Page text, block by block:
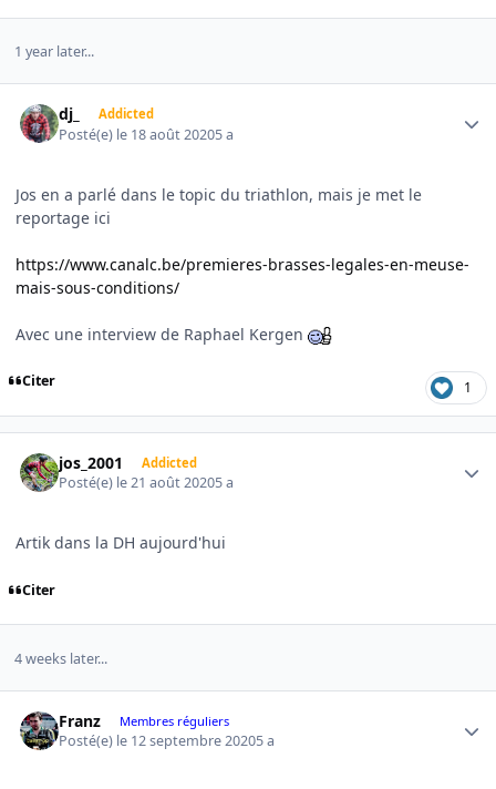
1 year later...
dj_ Addicted
Posté(e) le 18 août 20205 a
Jos en a parlé dans le topic du triathlon, mais je met le
reportage ici
https://www.canalc.be/premieres-brasses-legales-en-meuse-
mais-sous-conditions/
Avec une interview de Raphael Kergen
Citer 1
jos_2001 Addicted
Posté(e) le 21 août 20205 a
Artik dans la DH aujourd'hui
Citer
4 weeks later...
Franz Membres réguliers
Posté(e) le 12 septembre 20205 a